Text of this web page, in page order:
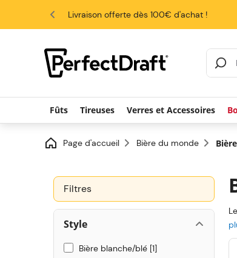
Livraison offerte dès 100€ d'achat !
Search
Fûts Tireuses Verres et Accessoires
Page d'accueil Bière du monde
Filtres
Style
Bière blanche/blé 1